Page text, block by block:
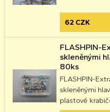
62 CZK
FLASHPIN-
skleněnými
80ks
FLASHPIN-
skleněnými
plastové